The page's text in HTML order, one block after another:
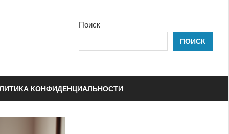
Поиск
ПОИСК
КОНФИДЕНЦИАЛЬНОСТИ